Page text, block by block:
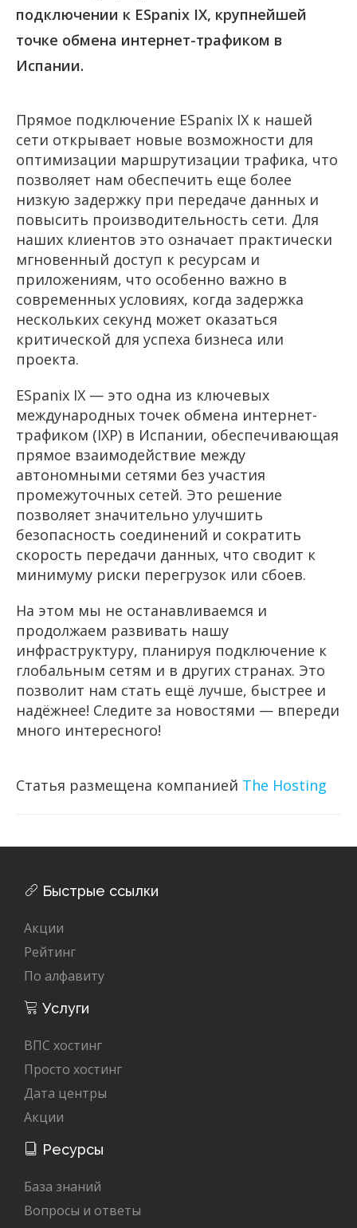
подключении к ESpanix IX, крупнейшей
точке обмена интернет-трафиком в
Испании.
Прямое подключение ESpanix IX к нашей
сети открывает новые возможности для
оптимизации маршрутизации трафика, что
позволяет нам обеспечить еще более
низкую задержку при передаче данных и
повысить производительность сети. Для
наших клиентов это означает практически
мгновенный доступ к ресурсам и
приложениям, что особенно важно в
современных условиях, когда задержка
нескольких секунд может оказаться
критической для успеха бизнеса или
проекта.
ESpanix IX — это одна из ключевых
международных точек обмена интернет-
трафиком (IXP) в Испании, обеспечивающая
прямое взаимодействие между
автономными сетями без участия
промежуточных сетей. Это решение
позволяет значительно улучшить
безопасность соединений и сократить
скорость передачи данных, что сводит к
минимуму риски перегрузок или сбоев.
На этом мы не останавливаемся и
продолжаем развивать нашу
инфраструктуру, планируя подключение к
глобальным сетям и в других странах. Это
позволит нам стать ещё лучше, быстрее и
надёжнее! Следите за новостями — впереди
много интересного!
Статья размещена компанией The Hosting
Быстрые ссылки
Акции
Рейтинг
По алфавиту
Услуги
ВПС хостинг
Просто хостинг
Дата центры
Акции
Ресурсы
База знаний
Вопросы и ответы